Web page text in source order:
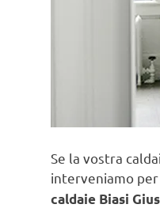
Se la vostra
interveniamo
caldaie Biasi